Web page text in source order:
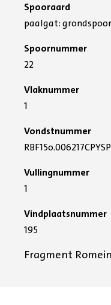
Spooraard
paalgat:
Spoornummer
22
Vlaknummer
1
Vondstnummer
Vullingnummer
1
Vindplaatsnummer
195
Fragment